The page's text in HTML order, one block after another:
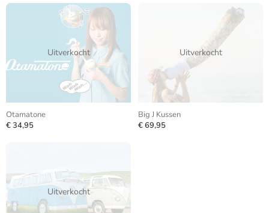
Uitverkocht
Otamatone
€ 34,95
Uitverkocht
Big J Kussen
€ 69,95
Uitverkocht